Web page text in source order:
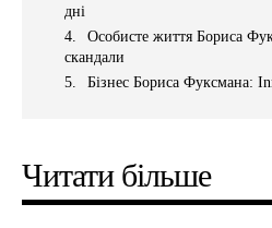
дні
Особисте життя Бориса
скандали
Бізнес Бориса Фуксмана:
Читати більше